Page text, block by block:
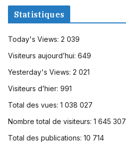
Statistiques
Today's Views: 2 039
Visiteurs aujourd’hui: 649
Yesterday's Views: 2 021
Visiteurs d’hier: 991
Total des vues: 1 038 027
Nombre total de visiteurs: 1 645 307
Total des publications: 10 714